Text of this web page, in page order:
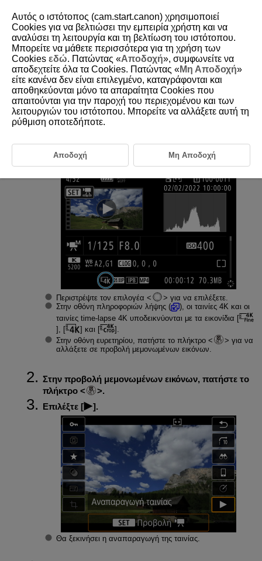
D180-142
Εξαγωγή καρέ από ταινίες 4K ή
ταινίες time-lapse 4K
Από τις ταινίες 4K ή time-lapse 4K, μπορείτε να επιλέξετε μεμονωμένα
καρέ για να τα αποθηκεύσετε ως στατικές εικόνες JPEG ή HEIF. Η
Επιλέξτε μια ταινία 4K ή μια ταινία time-lapse 4K.
Περιστρέψτε τον επιλογέα
για να επιλέξετε.
Στην οθόνη πληροφοριών λήψης (
), οι ταινίες 4K και οι
ταινίες time-lapse 4K υποδεικνύονται με τα εικονίδια [
], [
] και [
].
Στην οθόνη ευρετηρίου, πατήστε το πλήκτρο
για να
αλλάξετε σε προβολή μεμονωμένων εικόνων.
Στην προβολή μεμονωμένων εικόνων, πατήστε το
πλήκτρο
.
Επιλέξτε [
].
Θα ξεκινήσει η αναπαραγωγή της ταινίας.
Αυτός ο ιστότοπος (cam.start.canon) χρησιμοποιεί
Cookies για να βελτιώσει την εμπειρία χρήστη και να
αναλύσει τη λειτουργία και τη βελτίωση του ιστότοπου.
Μπορείτε να μάθετε περισσότερα για τη χρήση των
Cookies εδώ. Πατώντας «Αποδοχή», συμφωνείτε να
αποδεχτείτε όλα τα Cookies. Πατώντας «Μη Αποδοχή»
είτε κανένα δεν είναι επιλεγμένο, καταγράφονται και
αποθηκεύονται μόνο τα απαραίτητα Cookies που
απαιτούνται για την παροχή του περιεχομένου και των
λειτουργιών του ιστότοπου. Μπορείτε να αλλάξετε αυτή τη
ρύθμιση οποτεδήποτε.
Αποδοχή Μη Αποδοχή